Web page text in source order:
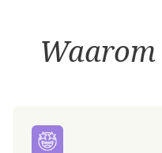
Waarom